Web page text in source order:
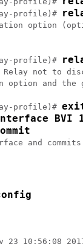
profile)#
option
profile)#
not to
option and
profile)#
BVI
and
10:56:08